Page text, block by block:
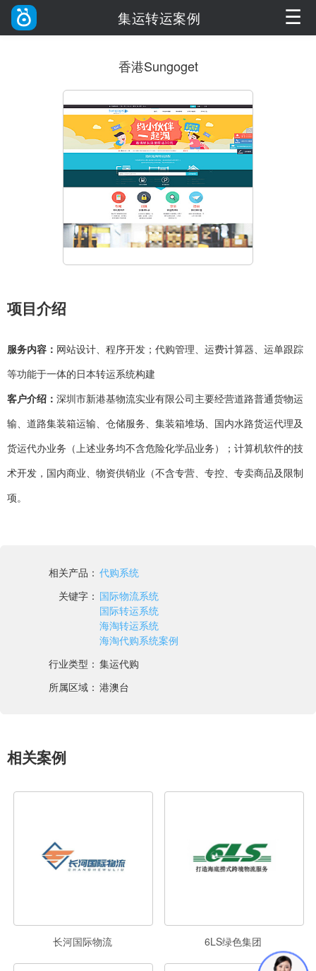
集运转运案例 ☰
香港Sungoget
项目介绍
服务内容： 网站设计、程序开发；代购管理、运费计算器、运单跟踪
等功能于一体的日本转运系统构建
客户介绍： 深圳市新港基物流实业有限公司主要经营道路普通货物运
输、道路集装箱运输、仓储服务、集装箱堆场、国内水路货运代理及
货运代办业务（上述业务均不含危险化学品业务）；计算机软件的技
术开发，国内商业、物资供销业（不含专营、专控、专卖商品及限制
项。
相关产品： 代购系统
关键字： 国际物流系统
国际转运系统
海淘转运系统
海淘代购系统案例
行业类型： 集运代购
所属区域： 港澳台
相关案例
长河国际物流 6LS绿色集团